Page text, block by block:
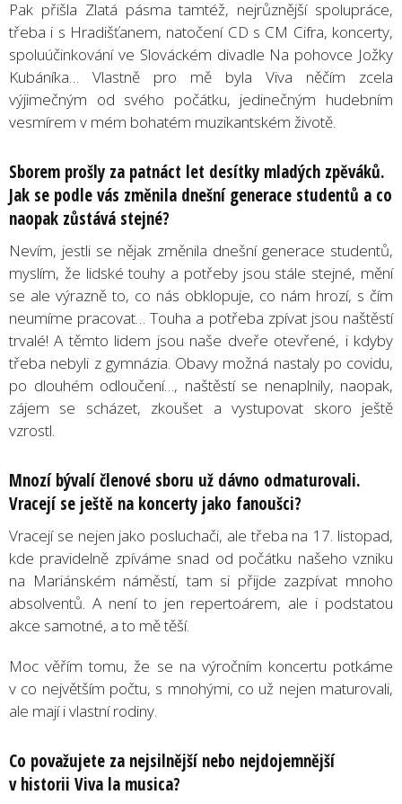
Pak přišla Zlatá pásma tamtéž, nejrůznější spolupráce,
třeba i s Hradišťanem, natočení CD s CM Cifra, koncerty,
spoluúčinkování ve Slováckém divadle Na pohovce Jožky
Kubáníka… Vlastně pro mě byla Viva něčím zcela
výjimečným od svého počátku, jedinečným hudebním
vesmírem v mém bohatém muzikantském životě.
Sborem prošly za patnáct let desítky mladých zpěváků.
Jak se podle vás změnila dnešní generace studentů a co
naopak zůstává stejné?
Nevím, jestli se nějak změnila dnešní generace studentů,
myslím, že lidské touhy a potřeby jsou stále stejné, mění
se ale výrazně to, co nás obklopuje, co nám hrozí, s čím
neumíme pracovat… Touha a potřeba zpívat jsou naštěstí
trvalé! A těmto lidem jsou naše dveře otevřené, i kdyby
třeba nebyli z gymnázia. Obavy možná nastaly po covidu,
po dlouhém odloučení…, naštěstí se nenaplnily, naopak,
zájem se scházet, zkoušet a vystupovat skoro ještě
vzrostl.
Mnozí bývalí členové sboru už dávno odmaturovali.
Vracejí se ještě na koncerty jako fanoušci?
Vracejí se nejen jako posluchači, ale třeba na 17. listopad,
kde pravidelně zpíváme snad od počátku našeho vzniku
na Mariánském náměstí, tam si přijde zazpívat mnoho
absolventů. A není to jen repertoárem, ale i podstatou
akce samotné, a to mě těší.
Moc věřím tomu, že se na výročním koncertu potkáme
v co největším počtu, s mnohými, co už nejen maturovali,
ale mají i vlastní rodiny.
Co považujete za nejsilnější nebo nejdojemnější
v historii Viva la musica?